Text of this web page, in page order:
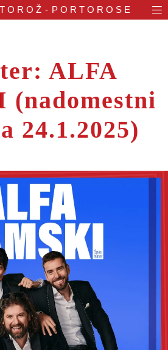
- PORTOROSE
ALFA
(nadomestni
24.1.2025)